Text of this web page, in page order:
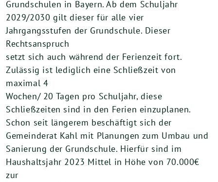
Grundschulen in Bayern. Ab dem Schuljahr
2029/2030 gilt dieser für alle vier
Jahrgangsstufen der Grundschule. Dieser
Rechtsanspruch
setzt sich auch während der Ferienzeit fort.
Zulässig ist lediglich eine Schließzeit von
maximal 4
Wochen/ 20 Tagen pro Schuljahr, diese
Schließzeiten sind in den Ferien einzuplanen.
Schon seit längerem beschäftigt sich der
Gemeinderat Kahl mit Planungen zum Umbau und
Sanierung der Grundschule. Hierfür sind im
Haushaltsjahr 2023 Mittel in Höhe von 70.000€
zur